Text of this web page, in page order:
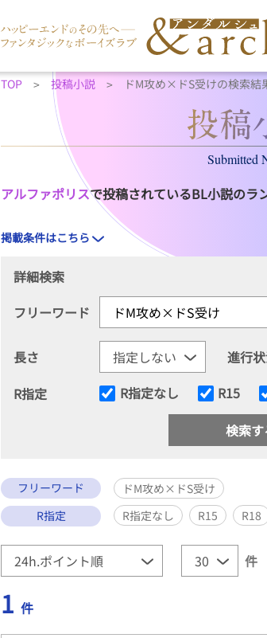
TOP 投稿小説 ドM攻め×ドS受けの検索結
Submitted
アルファポリスで投稿されているBL小説のラ
掲載条件はこちら
詳細検索
フリーワード
長さ
進行
R指定
R指定なし R15
フリーワード
ドM攻め×ドS受け
R指定
R指定なし R15 R18
件
1 件